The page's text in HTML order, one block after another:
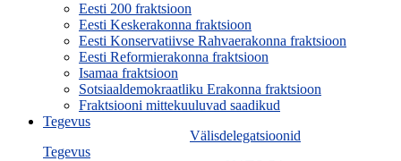
Eesti 200 fraktsioon
Eesti Keskerakonna fraktsioon
Eesti Konservatiivse Rahvaerakonna fraktsioon
Eesti Reformierakonna fraktsioon
Isamaa fraktsioon
Sotsiaaldemokraatliku Erakonna fraktsioon
Fraktsiooni mittekuuluvad saadikud
Välisdelegatsioonid
Tegevus
Tegevus